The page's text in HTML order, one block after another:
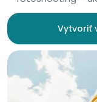
Vytvoriť